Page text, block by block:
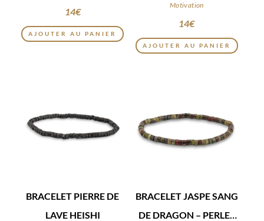
14€
AJOUTER AU PANIER
Motivation
14€
AJOUTER AU PANIER
BRACELET PIERRE DE
LAVE HEISHI
BRACELET JASPE SANG
DE DRAGON – PERLES